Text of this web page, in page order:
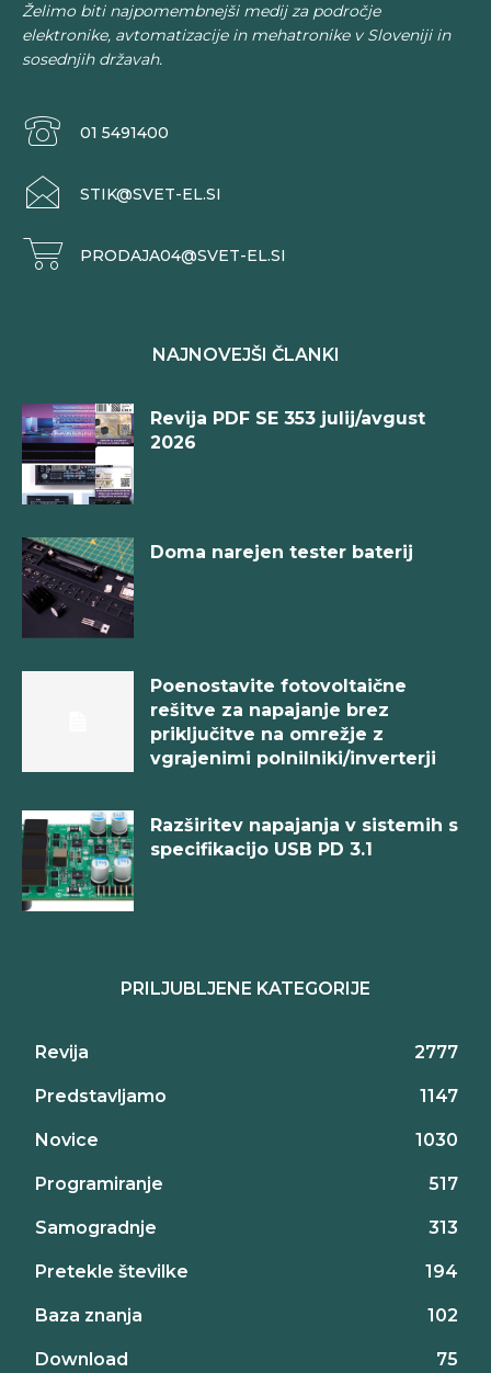
Želimo biti najpomembnejši medij za področje
elektronike, avtomatizacije in mehatronike v Sloveniji in
sosednjih državah.
01 5491400
STIK@SVET-EL.SI
PRODAJA04@SVET-EL.SI
NAJNOVEJŠI ČLANKI
Revija PDF SE 353 julij/avgust
2026
Doma narejen tester baterij
Poenostavite fotovoltaične
rešitve za napajanje brez
priključitve na omrežje z
vgrajenimi polnilniki/inverterji
Razširitev napajanja v sistemih s
specifikacijo USB PD 3.1
PRILJUBLJENE KATEGORIJE
Revija 2777
Predstavljamo 1147
Novice 1030
Programiranje 517
Samogradnje 313
Pretekle številke 194
Baza znanja 102
Download 75